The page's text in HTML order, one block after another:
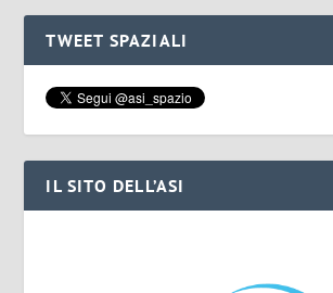
TWEET SPAZIALI
IL SITO DELL’ASI